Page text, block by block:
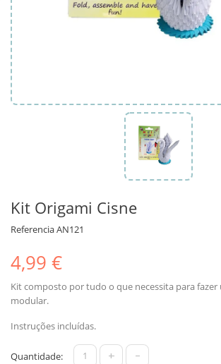
Kit Origami Cisne
ReferenciaAN121
4,99 €
Kit composto por tudo o que necessita para fazer
modular.
Instruções incluídas.
Quantidade: + -